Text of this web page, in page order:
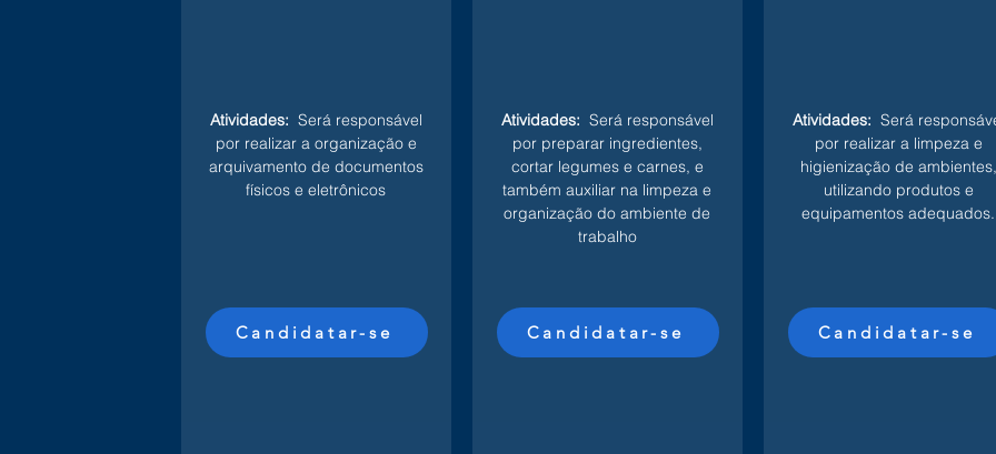
Atividades: Será responsável
por realizar a organização e
arquivamento de documentos
físicos e eletrônicos
Candidatar-se
Atividades: Será responsável
por preparar ingredientes,
cortar legumes e carnes, e
também auxiliar na limpeza e
organização do ambiente de
trabalho
Candidatar-se
Atividades: Será
por realizar a limpeza e
higienização de ambientes,
utilizando produtos e
equipamentos adequados.
Candidatar-se